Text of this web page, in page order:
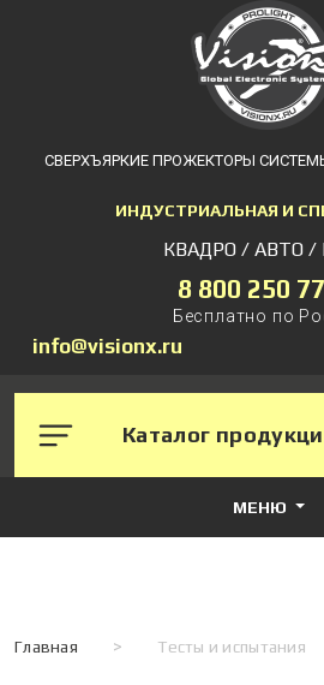
СВЕРХЪЯРКИЕ ПРОЖЕКТОРЫ
ИНДУСТРИАЛЬНАЯ И
КВАДРО / АВТО
8 800 250
Бесплатно по
info@visionx.ru
Каталог
МЕНЮ
Главная > Тесты и испытания